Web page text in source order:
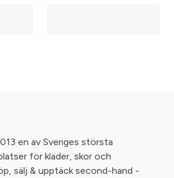
en av Sveriges största
för kläder, skor och
sälj & upptäck second-hand -